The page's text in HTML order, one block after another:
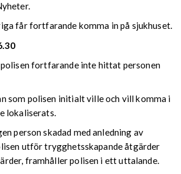
får fortfarande komma in på sjukhuset.
fortfarande inte hittat personen
som polisen initialt ville och vill komma i
lokaliserats.
person skadad med anledning av
utför trygghetsskapande åtgärder
framhåller polisen i ett uttalande.